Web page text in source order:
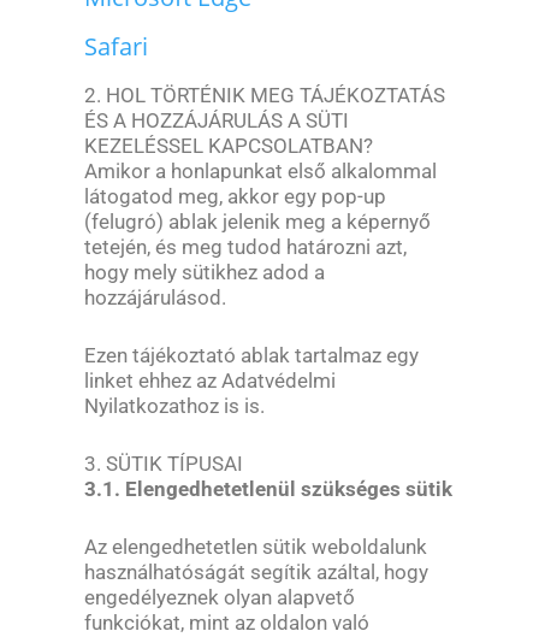
Safari
2. HOL TÖRTÉNIK MEG TÁJÉKOZTATÁS
ÉS A HOZZÁJÁRULÁS A SÜTI
KEZELÉSSEL KAPCSOLATBAN?
Amikor a honlapunkat első alkalommal
látogatod meg, akkor egy pop-up
(felugró) ablak jelenik meg a képernyő
tetején, és meg tudod határozni azt,
hogy mely sütikhez adod a
hozzájárulásod.
Ezen tájékoztató ablak tartalmaz egy
linket ehhez az Adatvédelmi
Nyilatkozathoz is is.
3. SÜTIK TÍPUSAI
3.1. Elengedhetetlenül szükséges sütik
Az elengedhetetlen sütik weboldalunk
használhatóságát segítik azáltal, hogy
engedélyeznek olyan alapvető
funkciókat, mint az oldalon való